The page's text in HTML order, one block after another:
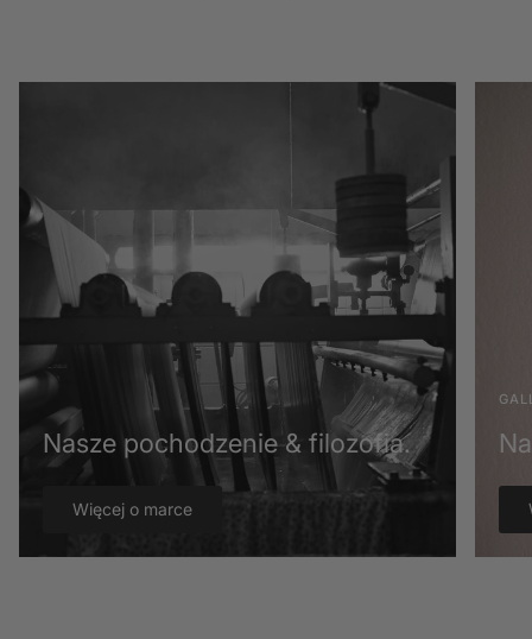
Nasze pochodzenie & filozofia.
Więcej o marce